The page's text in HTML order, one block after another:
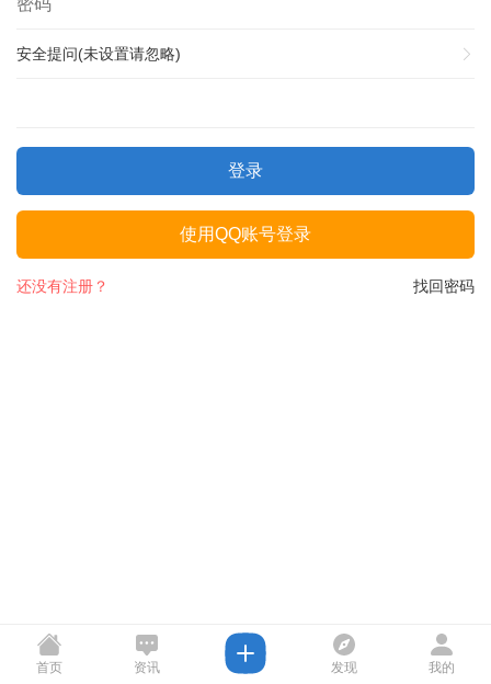
安全提问(未设置请忽略)
登录
使用QQ账号登录
找回密码
还没有注册？
首页 资讯 发现 我的